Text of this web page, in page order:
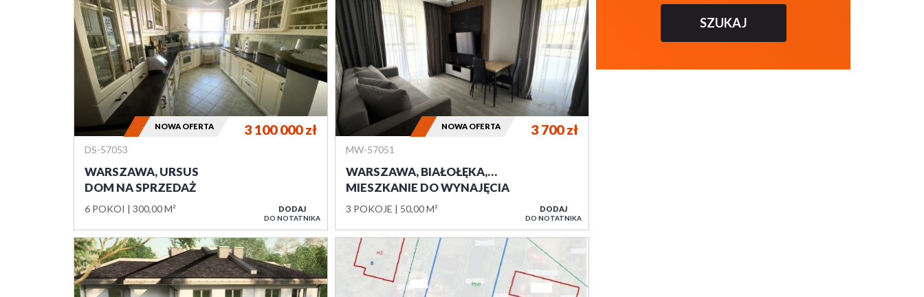
DS-57053
WARSZAWA, URSUS
DOM NA SPRZEDAŻ
6 POKOI 300,00 M²
3 100 000zł
NOWA OFERTA
DODAJ
DO NOTATNIKA
MW-57051
WARSZAWA, BIAŁOŁĘKA,…
MIESZKANIE DO WYNAJĘCIA
3 POKOJE 50,00 M²
3 700zł
NOWA OFERTA
DODAJ
DO NOTATNIKA